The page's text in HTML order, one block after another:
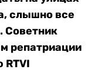
слышно все
Советник
репатриации
RTVI